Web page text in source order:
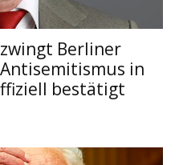
Berliner
in
bestätigt